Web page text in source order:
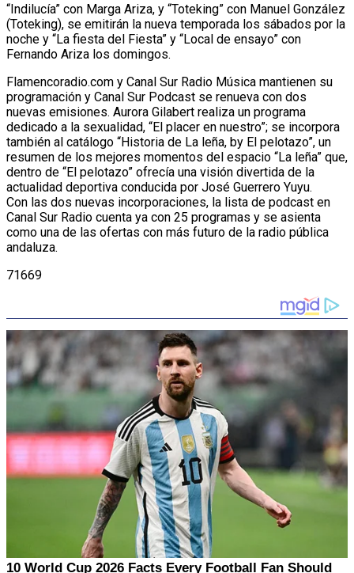
“Indilucía” con Marga Ariza, y “Toteking” con Manuel González
(Toteking), se emitirán la nueva temporada los sábados por la
noche y “La fiesta del Fiesta” y “Local de ensayo” con
Fernando Ariza los domingos.
Flamencoradio.com y Canal Sur Radio Música mantienen su
programación y Canal Sur Podcast se renueva con dos
nuevas emisiones. Aurora Gilabert realiza un programa
dedicado a la sexualidad, “El placer en nuestro”; se incorpora
también al catálogo “Historia de La leña, by El pelotazo”, un
resumen de los mejores momentos del espacio “La leña” que,
dentro de “El pelotazo” ofrecía una visión divertida de la
actualidad deportiva conducida por José Guerrero Yuyu.
Con las dos nuevas incorporaciones, la lista de podcast en
Canal Sur Radio cuenta ya con 25 programas y se asienta
como una de las ofertas con más futuro de la radio pública
andaluza.
71669